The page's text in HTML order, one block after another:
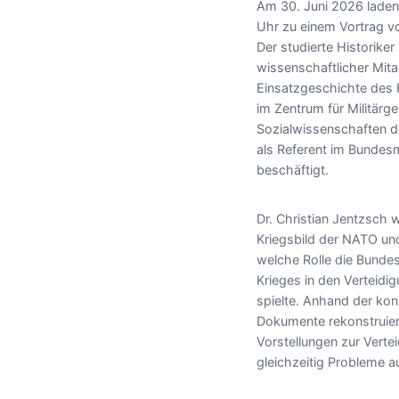
Am 30. Juni 2026
Uhr zu einem Vortrag
Der studierte
wissenschaftlicher
Einsatzgeschichte des
im Zentrum für
Sozialwissenschaften
als Referent im
beschäftigt.
Dr. Christian Jentzsch
Kriegsbild der NATO
welche Rolle die
Krieges in den
spielte. Anhand der
Dokumente
Vorstellungen zur
gleichzeitig Probleme